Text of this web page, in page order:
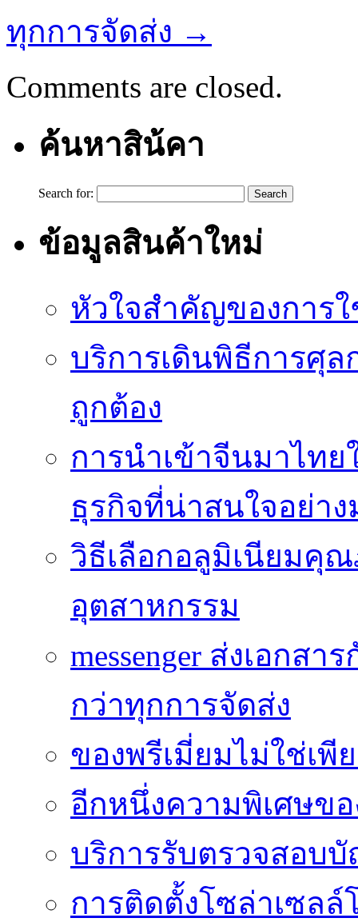
ทุกการจัดส่ง →
Comments are closed.
ค้นหาสิน้คา
Search for:
ข้อมูลสินค้าใหม่
หัวใจสำคัญของการ
บริการเดินพิธีการศุล
ถูกต้อง
การนำเข้าจีนมาไท
ธุรกิจที่น่าสนใจอย่าง
วิธีเลือกอลูมิเนียมคุ
อุตสาหกรรม
messenger ส่งเอกส
กว่าทุกการจัดส่ง
ของพรีเมี่ยมไม่ใช่เพี
อีกหนึ่งความพิเศษข
บริการรับตรวจสอบ
การติดตั้งโซล่าเซลล์